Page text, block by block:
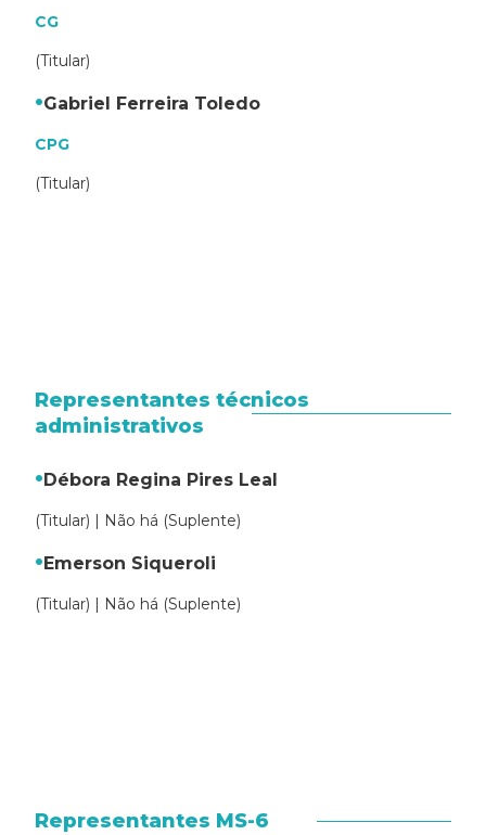
CG
(Titular)
Gabriel Ferreira Toledo
CPG
(Titular)
Representantes técnicos
administrativos
Débora Regina Pires Leal
(Titular) | Não há (Suplente)
Emerson Siqueroli
(Titular) | Não há (Suplente)
Representantes MS-6